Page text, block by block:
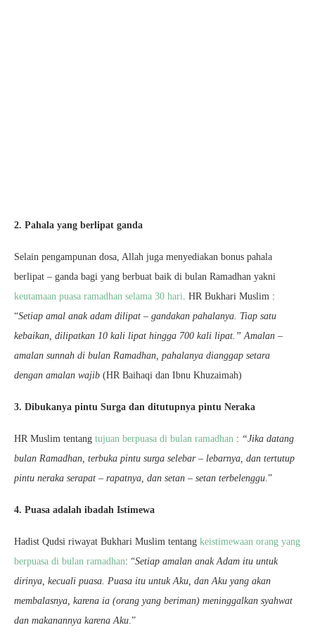
2. Pahala yang berlipat ganda
Selain pengampunan dosa, Allah juga menyediakan bonus pahala
berlipat – ganda bagi yang berbuat baik di bulan Ramadhan yakni
keutamaan puasa ramadhan selama 30 hari. HR Bukhari Muslim :
“Setiap amal anak adam dilipat – gandakan pahalanya. Tiap satu
kebaikan, dilipatkan 10 kali lipat hingga 700 kali lipat.” Amalan –
amalan sunnah di bulan Ramadhan, pahalanya dianggap setara
dengan amalan wajib (HR Baihaqi dan Ibnu Khuzaimah)
3. Dibukanya pintu Surga dan ditutupnya pintu Neraka
HR Muslim tentang tujuan berpuasa di bulan ramadhan : “Jika datang
bulan Ramadhan, terbuka pintu surga selebar – lebarnya, dan tertutup
pintu neraka serapat – rapatnya, dan setan – setan terbelenggu.”
4. Puasa adalah ibadah Istimewa
Hadist Qudsi riwayat Bukhari Muslim tentang keistimewaan orang yang
berpuasa di bulan ramadhan: “Setiap amalan anak Adam itu untuk
dirinya, kecuali puasa. Puasa itu untuk Aku, dan Aku yang akan
membalasnya, karena ia (orang yang beriman) meninggalkan syahwat
dan makanannya karena Aku.”